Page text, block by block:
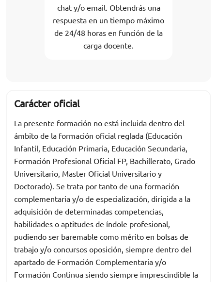
chat y/o email. Obtendrás una
respuesta en un tiempo máximo
de 24/48 horas en función de la
carga docente.
Carácter oficial
La presente formación no está incluida dentro del
ámbito de la formación oficial reglada (Educación
Infantil, Educación Primaria, Educación Secundaria,
Formación Profesional Oficial FP, Bachillerato, Grado
Universitario, Master Oficial Universitario y
Doctorado). Se trata por tanto de una formación
complementaria y/o de especialización, dirigida a la
adquisición de determinadas competencias,
habilidades o aptitudes de índole profesional,
pudiendo ser baremable como mérito en bolsas de
trabajo y/o concursos oposición, siempre dentro del
apartado de Formación Complementaria y/o
Formación Continua siendo siempre imprescindible la